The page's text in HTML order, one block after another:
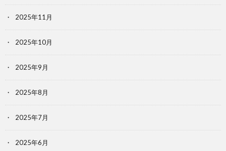
2025年11月
2025年10月
2025年9月
2025年8月
2025年7月
2025年6月